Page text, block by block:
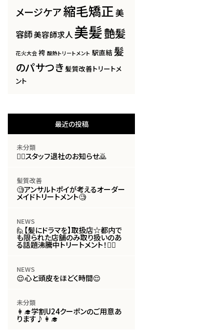
メージケア縮毛矯正 美
容師美容師求人 美髪艶髪
花火大会 袴 酸熱トリートメント 駅直結 髪
のパサつき 髪質改善トリートメ
ント
最近の投稿
未分類
🙇‍♀️スタッフ退社のお知らせ🙇
髪質改善
🧐アンサルトポイが考えるオーダー
メイドトリートメント🧐
NEWS
🙋【髪にドラマを】取扱店☆都内で
も限られた店舗のみ取り扱いのあ
る話題沸騰中トリートメント！🙋‍♀️
NEWS
😌心と頭皮をほどく時間😌
未分類
👩‍🎓学割U24クーポンのご用意あ
ります♪👩‍🎓